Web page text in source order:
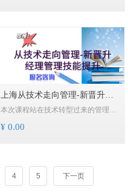
上海从技术走向管理-新晋升经
理管理技能提升
本次课程站在技术转型过来的管理者
的角度，充分考虑到专业人才转型中
从专业人才走向管理高手的梦想之
¥ 0.00
4 5 下一页